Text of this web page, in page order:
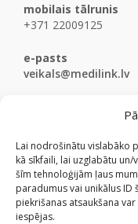
Lai nodrošinātu vislabāko
kā sīkfaili, lai uzglabātu
šīm tehnoloģijām ļaus
paradumus vai unikālus ID
piekrišanas atsaukšana
iespējas.
mobilais tālrunis
+371 22009125
e-pasts
veikals@medilink.lv